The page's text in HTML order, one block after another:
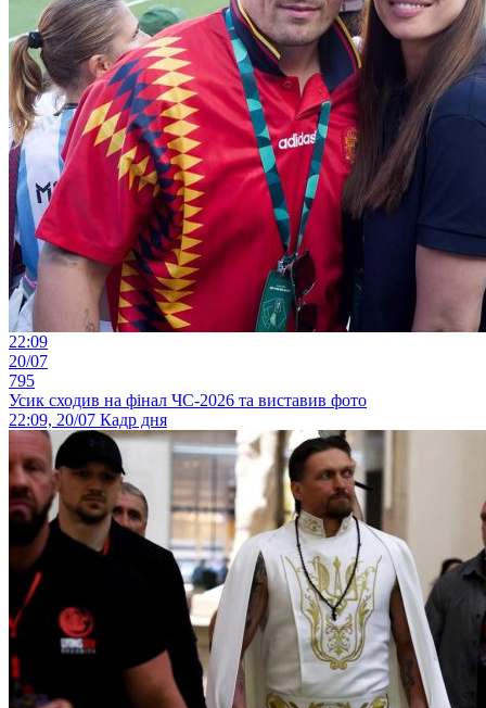
22:09
20/07
795
Усик сходив на фінал ЧС-2026 та виставив фото
22:09, 20/07 Кадр дня